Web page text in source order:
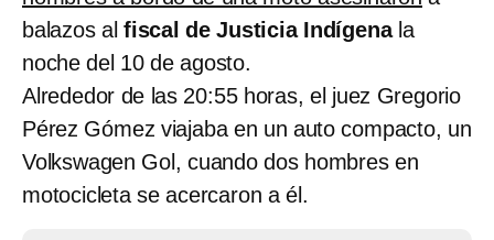
balazos al fiscal de Justicia Indígenala
noche del 10 de agosto.
Alrededor de las 20:55 horas, el juez Gregorio
Pérez Gómez viajaba en un auto compacto, un
Volkswagen Gol, cuando dos hombres en
motocicleta se acercaron a él.